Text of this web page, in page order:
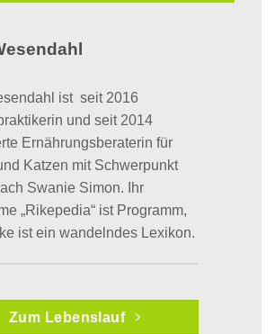
ist seit 2016
und seit 2014
Ernährungsberaterin für
Katzen mit Schwerpunkt
Swanie Simon. Ihr
„Rikepedia“ ist Programm,
ist ein wandelndes Lexikon.
Zum Lebenslauf